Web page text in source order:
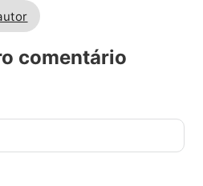
comentário